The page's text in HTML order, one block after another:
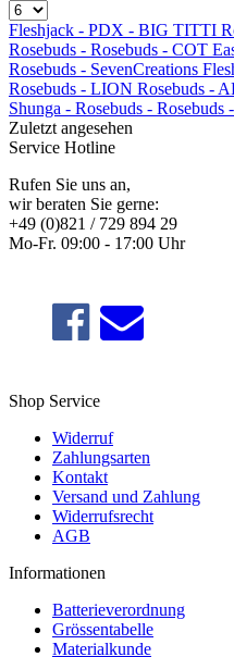
Fleshjack - PDX - BIG TITTI
Rosebuds - Rosebuds - COT
Rosebuds - SevenCreations
Rosebuds - LION Rosebuds -
Shunga - Rosebuds - Rosebuds
Zuletzt angesehen
Service Hotline
Rufen Sie uns an,
wir beraten Sie gerne:
+49 (0)821 / 729 894 29
Mo-Fr. 09:00 - 17:00 Uhr
Shop Service
Widerruf
Zahlungsarten
Kontakt
Versand und Zahlung
Widerrufsrecht
AGB
Informationen
Batterieverordnung
Grössentabelle
Materialkunde